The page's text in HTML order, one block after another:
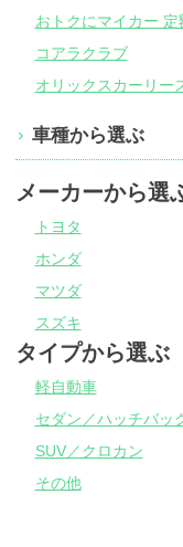
コアラクラブ
オリックスカーリー
車種から選ぶ
メーカーから選
トヨタ
ホンダ
マツダ
スズキ
タイプから選ぶ
軽自動車
セダン／ハッチバッ
SUV／クロカン
その他